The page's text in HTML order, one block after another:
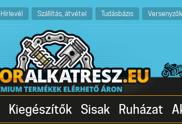
Hírlevél Szállítás, átvétel Tudásbázis Versenyzők
Kiegészítők Sisak Ruházat